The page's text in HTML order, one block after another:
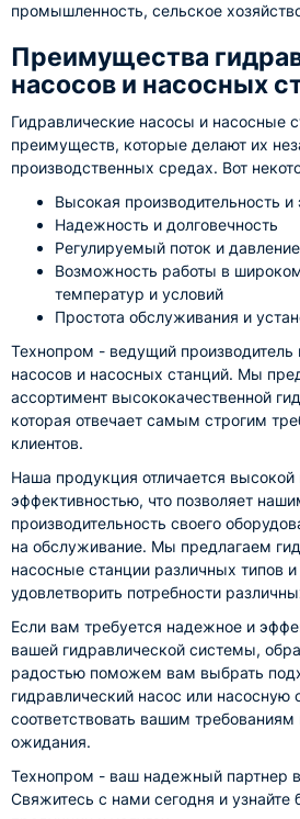
промышленность, сельское
Преимущества
насосов и насосных
Гидравлические насосы и насосные
преимуществ, которые делают их
производственных средах. Вот
Высокая производительность
Надежность и долговечность
Регулируемый поток и давление
Возможность работы в
температур и условий
Простота обслуживания и
Технопром - ведущий производитель
насосов и насосных станций. Мы
ассортимент высококачественной
которая отвечает самым строгим
клиентов.
Наша продукция отличается
эффективностью, что позволяет
производительность своего
на обслуживание. Мы предлагаем
насосные станции различных типов
удовлетворить потребности
Если вам требуется надежное и
вашей гидравлической системы,
радостью поможем вам выбрать
гидравлический насос или насосную
соответствовать вашим
ожидания.
Технопром - ваш надежный партнер в
Свяжитесь с нами сегодня и узнайте